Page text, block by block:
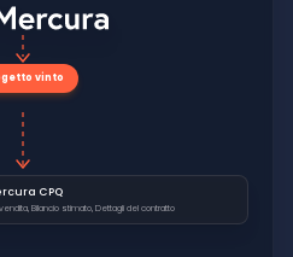
vinto
CPQ
Bilancio stimato, Dettagli del contratto